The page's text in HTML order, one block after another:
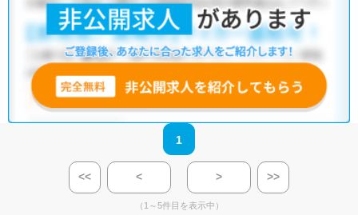
1
<< < > >>
（1～5件目を表示中）